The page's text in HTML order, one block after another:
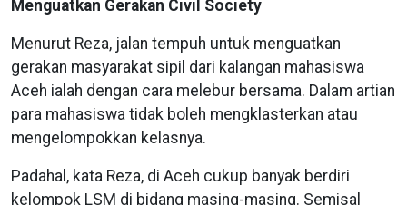
Menguatkan Gerakan Civil Society
Menurut Reza, jalan tempuh untuk menguatkan
gerakan masyarakat sipil dari kalangan mahasiswa
Aceh ialah dengan cara melebur bersama. Dalam artian
para mahasiswa tidak boleh mengklasterkan atau
mengelompokkan kelasnya.
Padahal, kata Reza, di Aceh cukup banyak berdiri
kelompok LSM di bidang masing-masing. Semisal